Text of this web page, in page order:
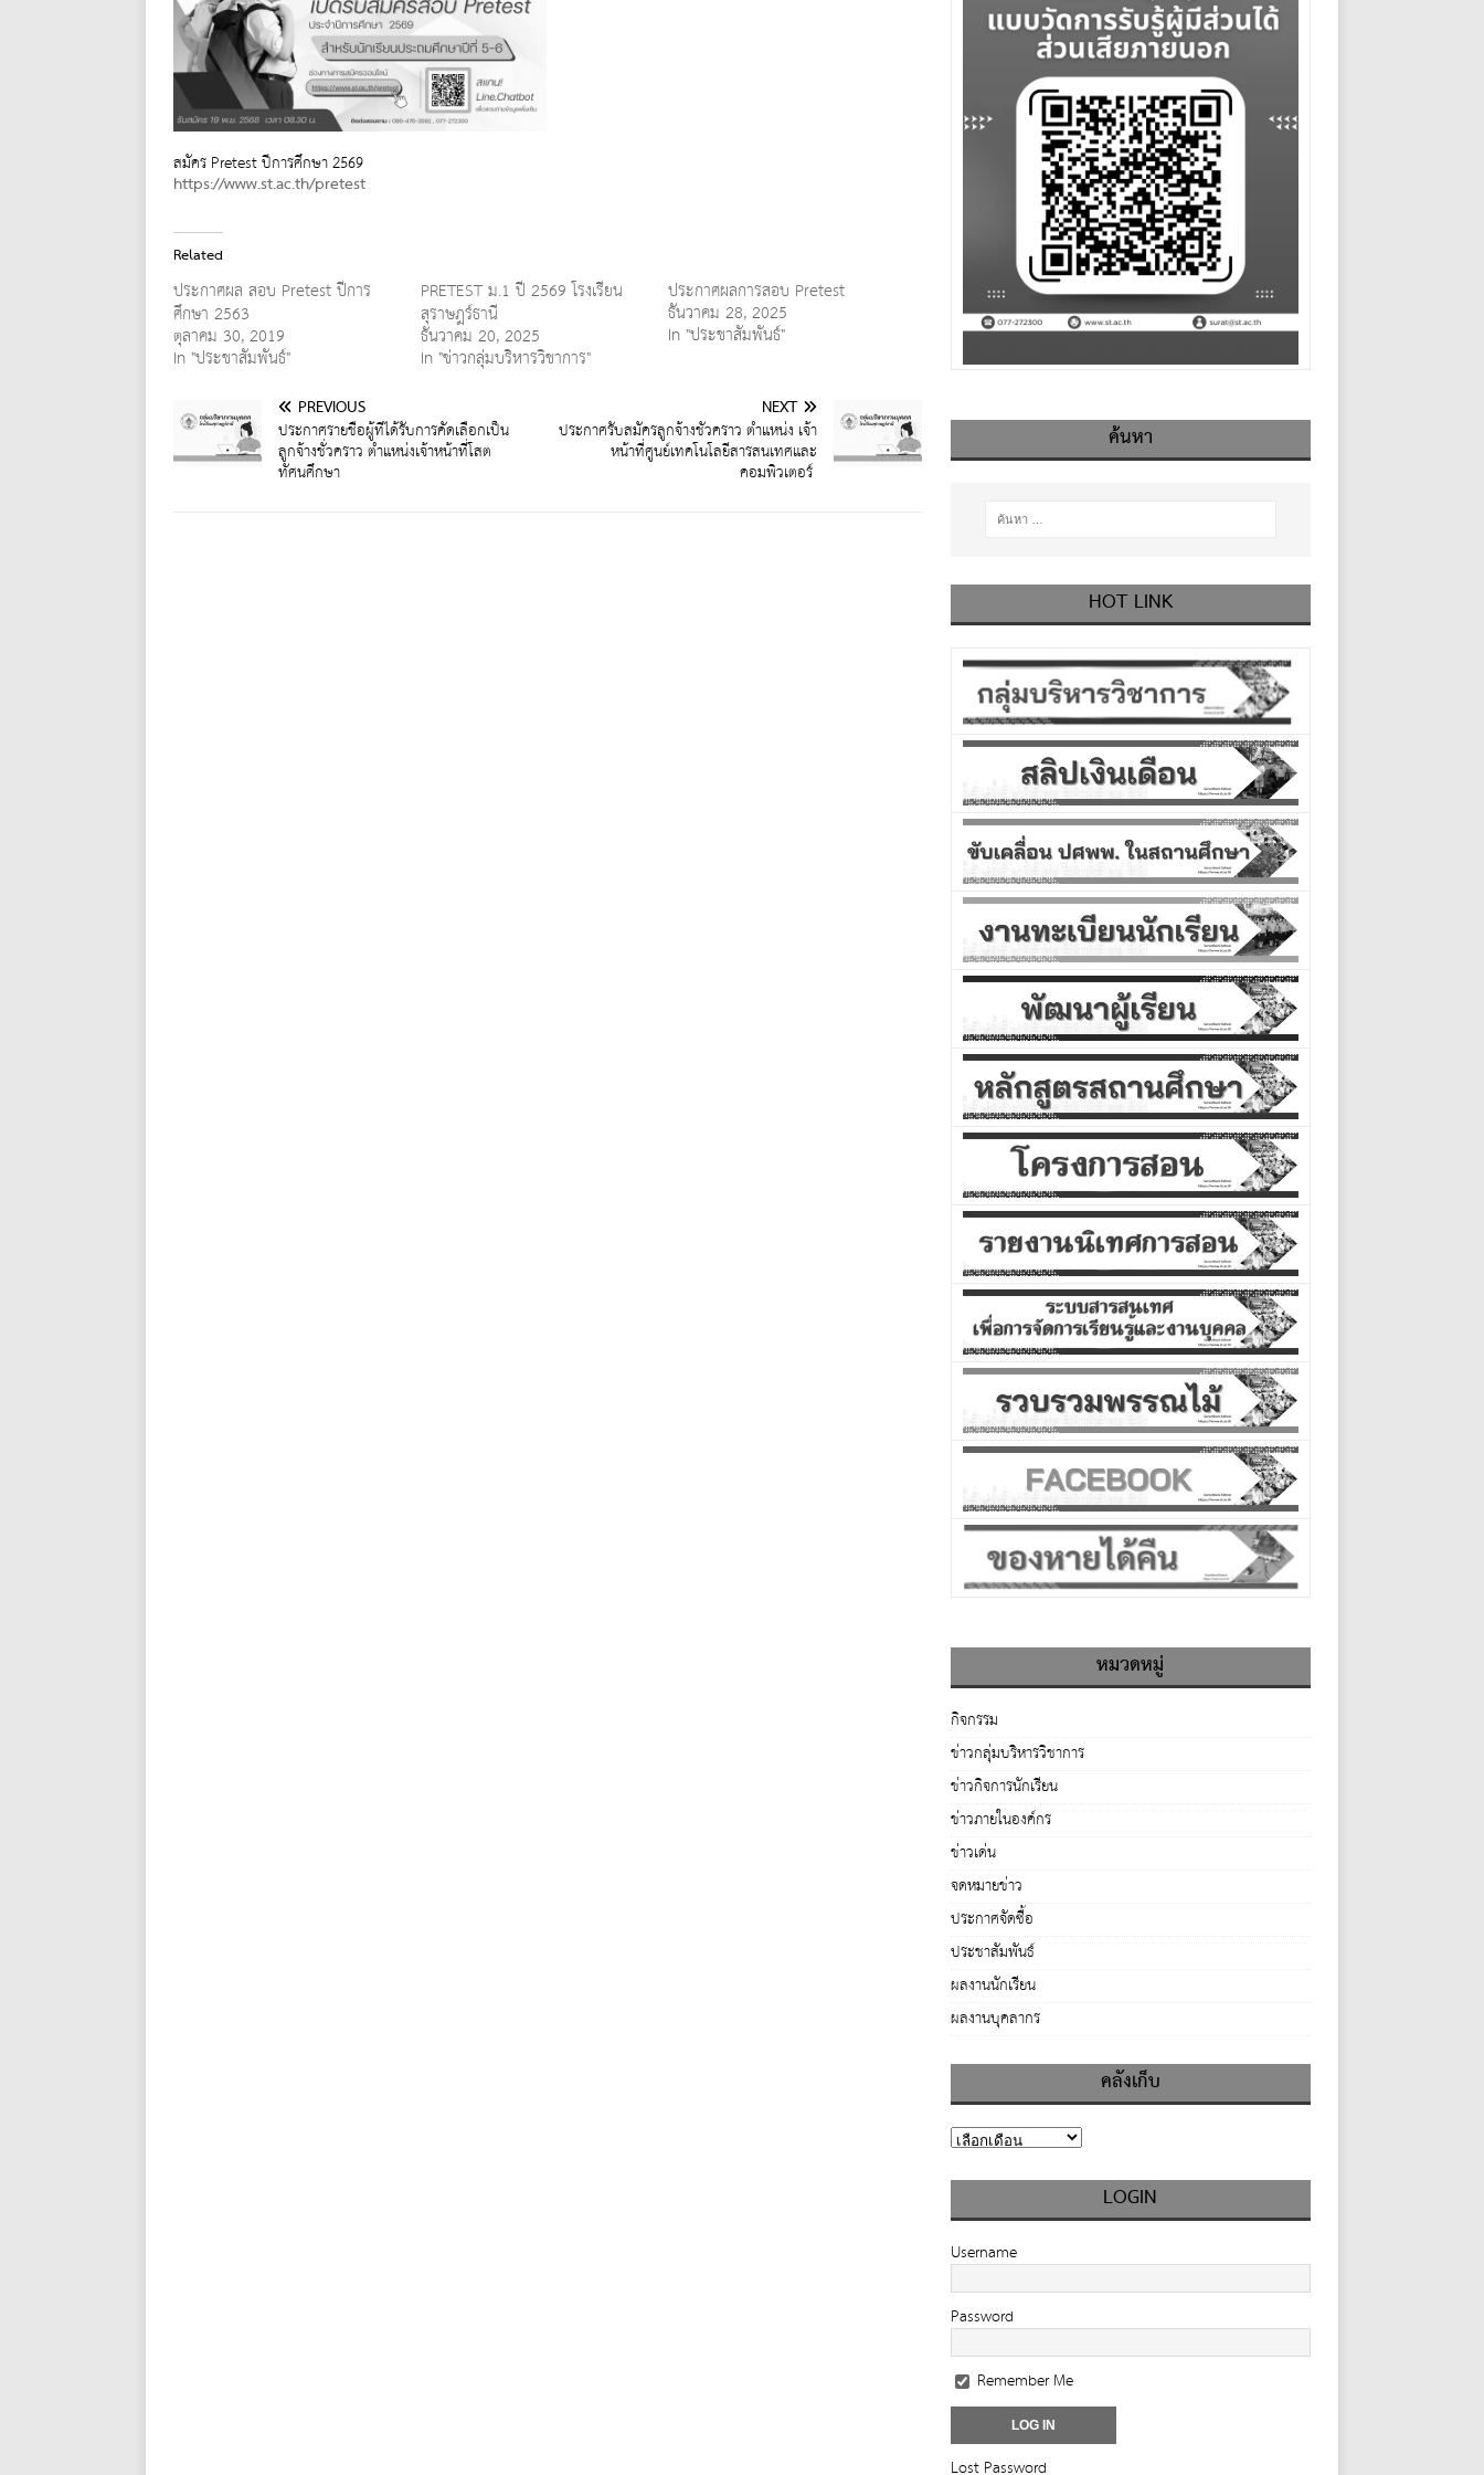
สมัคร Pretest ปีการศึกษา 2569
https://www.st.ac.th/pretest
Related
ประกาศผล สอบ Pretest ปีการ
ศึกษา 2563
ตุลาคม 30, 2019
In "ประชาสัมพันธ์"
PRETEST ม.1 ปี 2569 โรงเรียน
สุราษฎร์ธานี
ธันวาคม 20, 2025
In "ข่าวกลุ่มบริหารวิชาการ"
ประกาศผลการสอบ Pretest
ธันวาคม 28, 2025
In "ประชาสัมพันธ์"
PREVIOUS
ประกาศรายชื่อผู้ที่ได้รับการคัดเลือกเป็น
ลูกจ้างชั่วคราว ตำแหน่งเจ้าหน้าที่โสต
ทัศนศึกษา
NEXT
ประกาศรับสมัครลูกจ้างชั่วคราว ตำแหน่ง เจ้า
หน้าที่ศูนย์เทคโนโลยีสารสนเทศและ
คอมพิวเตอร์
ค้นหา
HOT LINK
หมวดหมู่
กิจกรรม
ข่าวกลุ่มบริหารวิชาการ
ข่าวกิจการนักเรียน
ข่าวภายในองค์กร
ข่าวเด่น
จดหมายข่าว
ประกาศจัดซื้อ
ประชาสัมพันธ์
ผลงานนักเรียน
ผลงานบุคลากร
คลังเก็บ
LOGIN
Username
Password
Remember Me
Lost Password